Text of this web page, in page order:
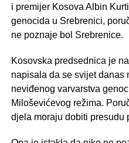
i premijer Kosova Albin
genocida u Srebrenici,
ne poznaje bol Srebrenice.
Kosovska predsednica je
napisala da se svijet danas
neviđenog varvarstva
Miloševićevog režima.
djela moraju dobiti presudu